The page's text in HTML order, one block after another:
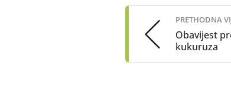
navigation
PRETHODNA
Obavijest
kukuruza